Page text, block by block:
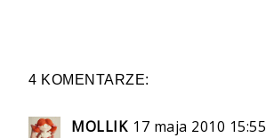
4 KOMENTARZE:
MOLLIK 17 maja 2010 15:55